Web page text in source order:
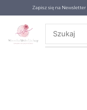
Zapisz się na